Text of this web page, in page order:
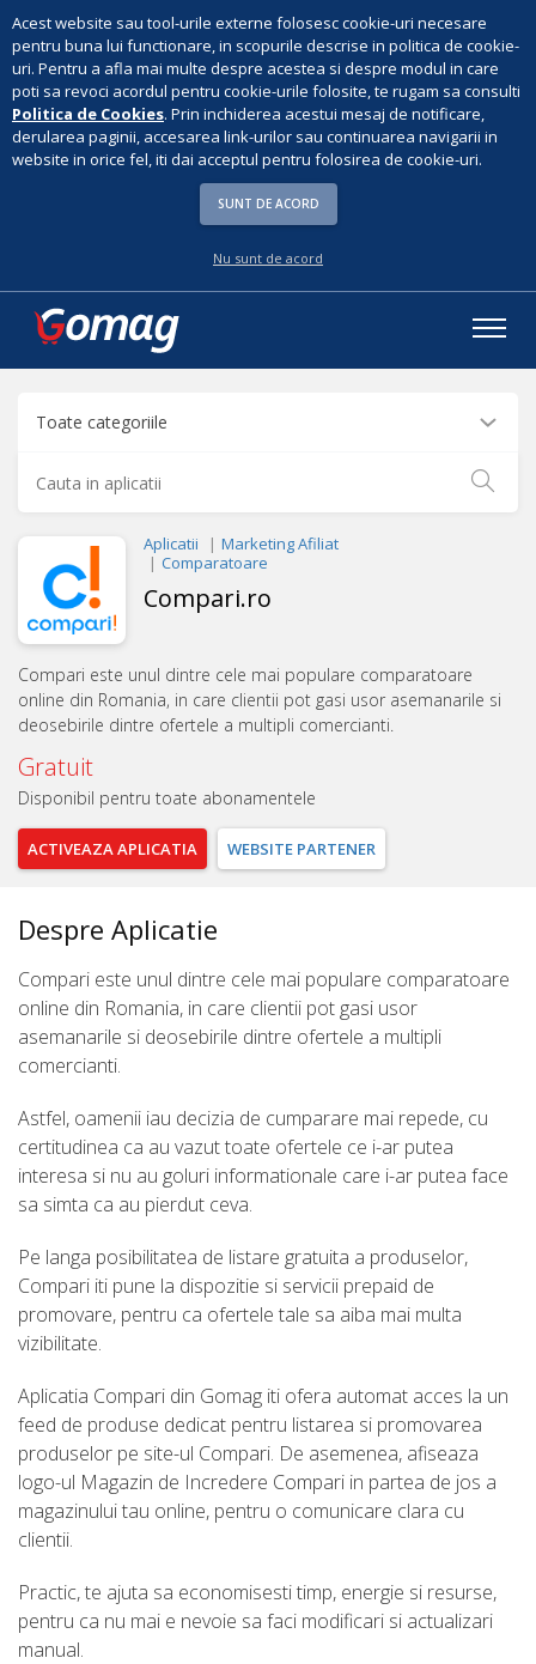
Acest website sau tool-urile externe folosesc cookie-uri necesare
pentru buna lui functionare, in scopurile descrise in politica de cookie-
uri. Pentru a afla mai multe despre acestea si despre modul in care
poti sa revoci acordul pentru cookie-urile folosite, te rugam sa consulti
Politica de Cookies. Prin inchiderea acestui mesaj de notificare,
derularea paginii, accesarea link-urilor sau continuarea navigarii in
website in orice fel, iti dai acceptul pentru folosirea de cookie-uri.
SUNT DE ACORD
Nu sunt de acord
Aplicatii
Marketing Afiliat
Comparatoare
Compari.ro
Compari este unul dintre cele mai populare comparatoare
online din Romania, in care clientii pot gasi usor asemanarile si
deosebirile dintre ofertele a multipli comercianti.
Gratuit
Disponibil pentru toate abonamentele
ACTIVEAZAAPLICATIA WEBSITE PARTENER
Despre Aplicatie
Compari este unul dintre cele mai populare comparatoare
online din Romania, in care clientii pot gasi usor
asemanarile si deosebirile dintre ofertele a multipli
comercianti.
Astfel, oamenii iau decizia de cumparare mai repede, cu
certitudinea ca au vazut toate ofertele ce i-ar putea
interesa si nu au goluri informationale care i-ar putea face
sa simta ca au pierdut ceva.
Pe langa posibilitatea de listare gratuita a produselor,
Compari iti pune la dispozitie si servicii prepaid de
promovare, pentru ca ofertele tale sa aiba mai multa
vizibilitate.
Aplicatia Compari din Gomag iti ofera automat acces la un
feed de produse dedicat pentru listarea si promovarea
produselor pe site-ul Compari. De asemenea, afiseaza
logo-ul Magazin de Incredere Compari in partea de jos a
magazinului tau online, pentru o comunicare clara cu
clientii.
Practic, te ajuta sa economisesti timp, energie si resurse,
pentru ca nu mai e nevoie sa faci modificari si actualizari
manual.